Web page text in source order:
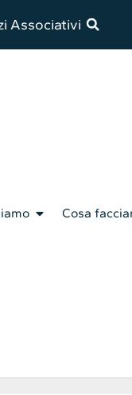
Associativi
Cosa